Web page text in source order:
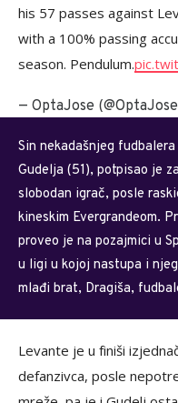
his 57 passes against
with a 100% passing
season. Pendulum.
— OptaJose
Sin nekadašnjeg
Gudelja (51), potpisao je
slobodan igrač, posle
kineskim Evergrandeom.
proveo je na pozajmici u
u ligi u kojoj nastupa i
mlađi brat, Dragiša,
Levante je u finiši
defanzivca, posle